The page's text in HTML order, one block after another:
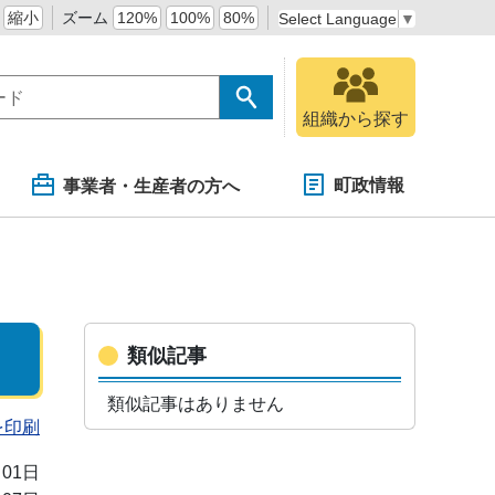
縮小 ズーム 120% 100% 80% Select Language ▼
組織から探す
事業者・生産者の方へ 町政情報
刷
日
類似記事
類似記事はありません